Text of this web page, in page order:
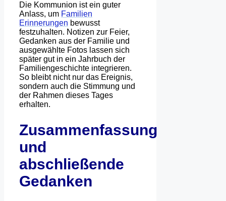
Die Kommunion ist ein guter
Anlass, um Familien
Erinnerungen bewusst
festzuhalten. Notizen zur Feier,
Gedanken aus der Familie und
ausgewählte Fotos lassen sich
später gut in ein Jahrbuch der
Familiengeschichte integrieren.
So bleibt nicht nur das Ereignis,
sondern auch die Stimmung und
der Rahmen dieses Tages
erhalten.
Zusammenfassung
und
abschließende
Gedanken